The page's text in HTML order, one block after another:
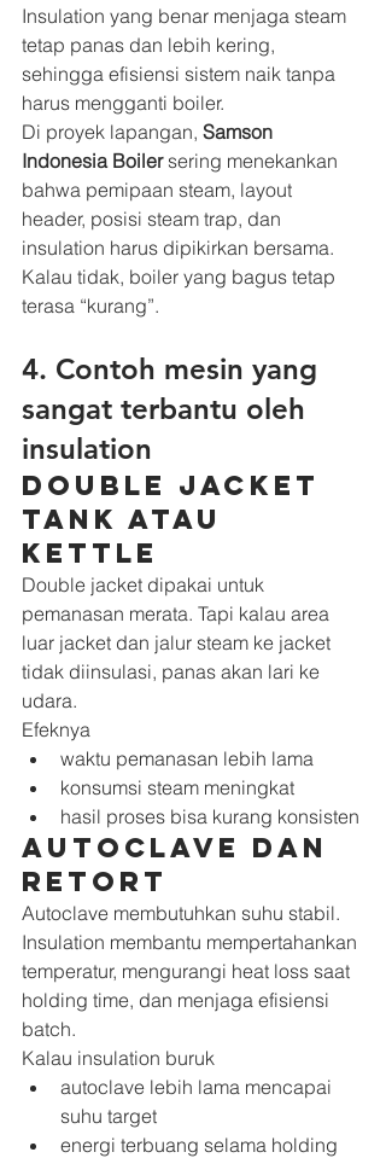
Insulation yang benar menjaga steam
tetap panas dan lebih kering,
sehingga efisiensi sistem naik tanpa
harus mengganti boiler.
Di proyek lapangan, Samson
Indonesia Boiler sering menekankan
bahwa pemipaan steam, layout
header, posisi steam trap, dan
insulation harus dipikirkan bersama.
Kalau tidak, boiler yang bagus tetap
terasa “kurang”.
4. Contoh mesin yang
sangat terbantu oleh
insulation
Double jacket
tank atau
kettle
Double jacket dipakai untuk
pemanasan merata. Tapi kalau area
luar jacket dan jalur steam ke jacket
tidak diinsulasi, panas akan lari ke
udara.
Efeknya
waktu pemanasan lebih lama
konsumsi steam meningkat
hasil proses bisa kurang konsisten
Autoclave dan
retort
Autoclave membutuhkan suhu stabil.
Insulation membantu mempertahankan
temperatur, mengurangi heat loss saat
holding time, dan menjaga efisiensi
batch.
Kalau insulation buruk
autoclave lebih lama mencapai
suhu target
energi terbuang selama holding